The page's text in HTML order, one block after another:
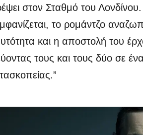
στον Σταθμό του
το ρομάντζο
και η αποστολή του
τους και τους δύο σε